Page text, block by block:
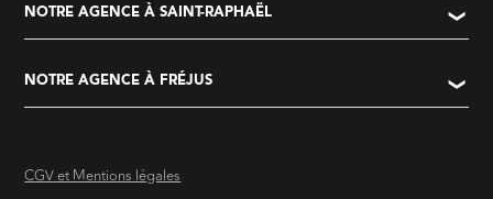
NOTRE AGENCE À SAINT-RAPHAËL
NOTRE AGENCE À FRÉJUS
CGV et Mentions légales